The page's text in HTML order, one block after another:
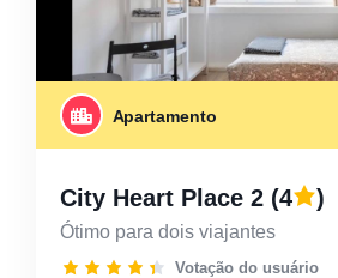
Apartamento
City Heart Place 2 (4 )
Ótimo para dois viajantes
Votação do usuário